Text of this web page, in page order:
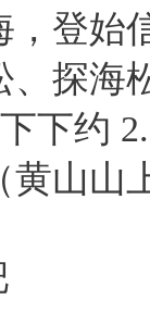
，登
探海
下约
黄山山